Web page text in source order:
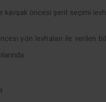
kavşak öncesi şerit seçimi
yön levhaları ile verilen